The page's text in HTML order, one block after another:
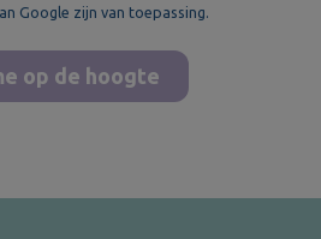
Google zijn van toepassing.
op de hoogte